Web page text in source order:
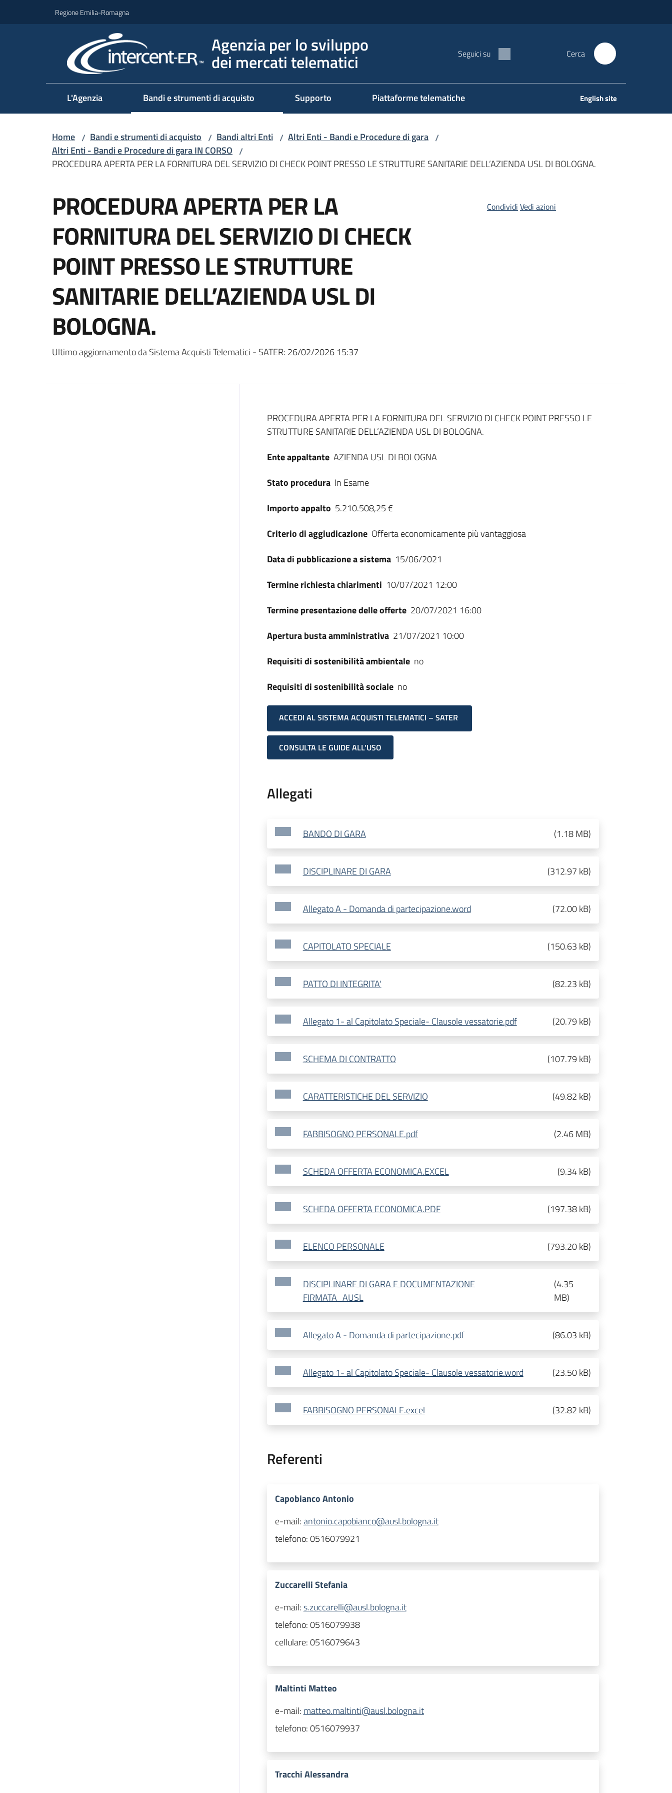
Regione Emilia-Romagna
Agenzia per lo sviluppo
dei mercati telematici Seguici su Cerca
L'Agenzia Bandi e strumenti di acquisto Supporto Piattaforme telematiche English site
Home / Bandi e strumenti di acquisto / Bandi altri Enti / Altri Enti - Bandi e Procedure di gara /
Altri Enti - Bandi e Procedure di gara IN CORSO /
PROCEDURA APERTA PER LA FORNITURA DEL SERVIZIO DI CHECK POINT PRESSO LE STRUTTURE SANITARIE DELL’AZIENDA USL DI BOLOGNA.
PROCEDURA APERTA PER LA
FORNITURA DEL SERVIZIO DI CHECK
POINT PRESSO LE STRUTTURE
SANITARIE DELL’AZIENDA USL DI
BOLOGNA.
Ultimo aggiornamento da Sistema Acquisti Telematici - SATER: 26/02/2026 15:37
Condividi Vedi azioni
Dati del bando
PROCEDURA APERTA PER LA FORNITURA DEL SERVIZIO DI CHECK POINT PRESSO LE
STRUTTURE SANITARIE DELL’AZIENDA USL DI BOLOGNA.
Ente appaltante AZIENDA USL DI BOLOGNA
Stato procedura In Esame
Importo appalto 5.210.508,25 €
Criterio di aggiudicazione Offerta economicamente più vantaggiosa
Data di pubblicazione a sistema 15/06/2021
Termine richiesta chiarimenti 10/07/2021 12:00
Termine presentazione delle offerte 20/07/2021 16:00
Apertura busta amministrativa 21/07/2021 10:00
Requisiti di sostenibilità ambientale no
Requisiti di sostenibilità sociale no
ACCEDI AL SISTEMA ACQUISTI TELEMATICI – SATER
CONSULTA LE GUIDE ALL'USO
Allegati
BANDO DI GARA (1.18 MB)
DISCIPLINARE DI GARA (312.97 kB)
Allegato A - Domanda di partecipazione.word (72.00 kB)
CAPITOLATO SPECIALE (150.63 kB)
PATTO DI INTEGRITA' (82.23 kB)
Allegato 1- al Capitolato Speciale- Clausole vessatorie.pdf (20.79 kB)
SCHEMA DI CONTRATTO (107.79 kB)
CARATTERISTICHE DEL SERVIZIO (49.82 kB)
FABBISOGNO PERSONALE.pdf (2.46 MB)
SCHEDA OFFERTA ECONOMICA.EXCEL (9.34 kB)
SCHEDA OFFERTA ECONOMICA.PDF (197.38 kB)
ELENCO PERSONALE (793.20 kB)
DISCIPLINARE DI GARA E DOCUMENTAZIONE
FIRMATA_AUSL
(4.35
MB)
Allegato A - Domanda di partecipazione.pdf (86.03 kB)
Allegato 1- al Capitolato Speciale- Clausole vessatorie.word (23.50 kB)
FABBISOGNO PERSONALE.excel (32.82 kB)
Referenti
Capobianco Antonio
e-mail:antonio.capobianco@ausl.bologna.it
telefono:0516079921
Zuccarelli Stefania
e-mail:s.zuccarelli@ausl.bologna.it
telefono:0516079938
cellulare:0516079643
Maltinti Matteo
e-mail: matteo.maltinti@ausl.bologna.it
telefono:0516079937
Tracchi Alessandra